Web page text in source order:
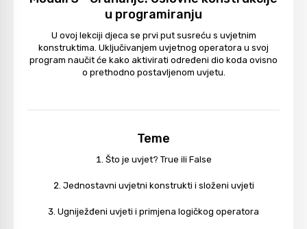
u programiranju
U ovoj lekciji djeca se prvi put susreću s uvjetnim
konstruktima. Uključivanjem uvjetnog operatora u svoj
program naučit će kako aktivirati određeni dio koda ovisno
o prethodno postavljenom uvjetu.
Teme
Što je uvjet? True ili False
Jednostavni uvjetni konstrukti i složeni uvjeti
Ugniježđeni uvjeti i primjena logičkog operatora